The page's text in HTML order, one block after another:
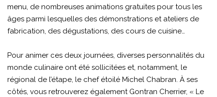
menu, de nombreuses animations gratuites pour tous les
âges parmi lesquelles des démonstrations et ateliers de
fabrication, des dégustations, des cours de cuisine…
Pour animer ces deux journées, diverses personnalités du
monde culinaire ont été sollicitées et, notamment, le
régional de l’étape, le chef étoilé Michel Chabran. À ses
côtés, vous retrouverez également Gontran Cherrier, « Le